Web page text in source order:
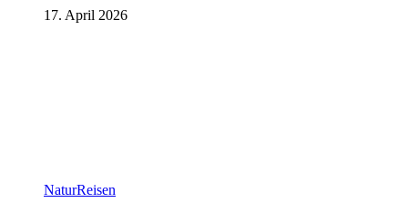
17. April 2026
NaturReisen